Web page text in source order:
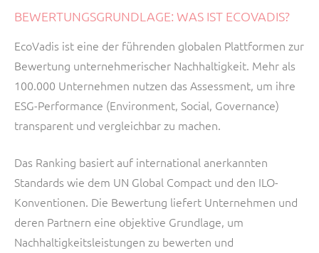
BEWERTUNGSGRUNDLAGE: WAS IST ECOVADIS?
EcoVadis ist eine der führenden globalen Plattformen zur
Bewertung unternehmerischer Nachhaltigkeit. Mehr als
100.000 Unternehmen nutzen das Assessment, um ihre
ESG-Performance (Environment, Social, Governance)
transparent und vergleichbar zu machen.
Das Ranking basiert auf international anerkannten
Standards wie dem UN Global Compact und den ILO-
Konventionen. Die Bewertung liefert Unternehmen und
deren Partnern eine objektive Grundlage, um
Nachhaltigkeitsleistungen zu bewerten und